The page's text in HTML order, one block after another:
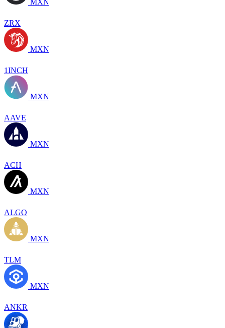
ZRX
MXN
1INCH
MXN
AAVE
MXN
ACH
MXN
ALGO
MXN
TLM
MXN
ANKR